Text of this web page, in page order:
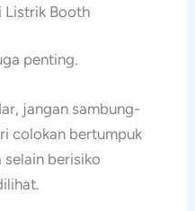
Listrik Booth
penting.
jangan sambung-
colokan bertumpuk
selain berisiko